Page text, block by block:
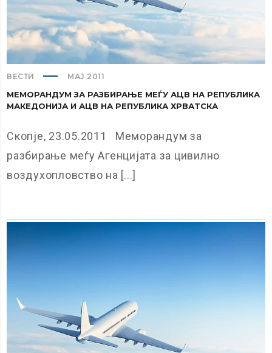
ВЕСТИ МАЈ 2011
МЕМОРАНДУМ ЗА РАЗБИРАЊЕ МЕЃУ АЦВ НА РЕПУБЛИКА
МАКЕДОНИЈА И АЦВ НА РЕПУБЛИКА ХРВАТСКА
Скопје, 23.05.2011 Меморандум за
разбирање меѓу Агенцијата за цивилно
воздухопловство на [...]